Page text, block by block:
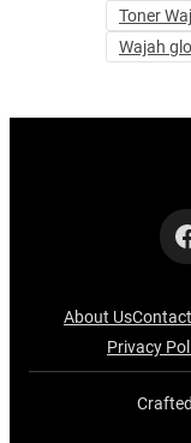
Toner
Wajah
About Us
Privacy